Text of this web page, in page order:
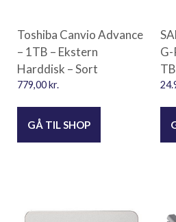
Toshiba Canvio Advance
– 1TB – Ekstern
Harddisk – Sort
779,00kr.
GÅ TIL SHOP
G-
TB